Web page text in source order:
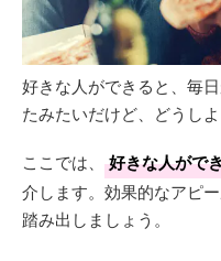
好きな人ができると、毎
たみたいだけど、どうし
ここでは、 好きな人がで
介します。効果的なアピ
踏み出しましょう。